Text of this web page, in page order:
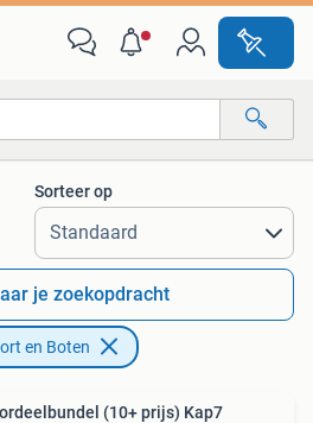
afstanden…
Sorteer op
je zoekopdracht
en Boten
(10+ prijs) Kap7